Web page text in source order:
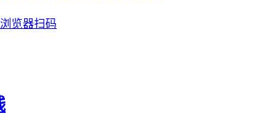
览器扫码